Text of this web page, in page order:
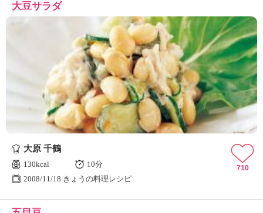
大豆サラダ
大原 千鶴
130kcal
10分
2008/11/18 きょうの料理レシピ
710